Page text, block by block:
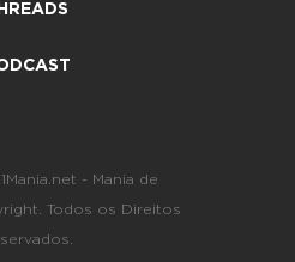
- Mania de
Todos os Direitos